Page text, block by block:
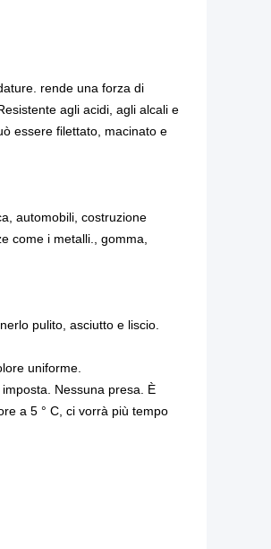
rende una forza di
agli acidi, agli alcali e
essere filettato, macinato e
automobili, costruzione
come i metalli., gomma,
pulito, asciutto e liscio.
uniforme.
Nessuna presa. È
a 5 ° C, ci vorrà più tempo